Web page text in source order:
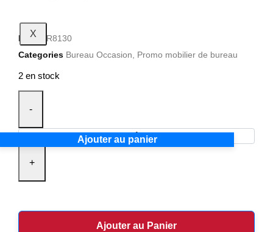
X
Ref BUR8130
Categories Bureau Occasion Promo mobilier de bureau
2 en stock
-
+
Ajouter au panier
Ajouter au Panier